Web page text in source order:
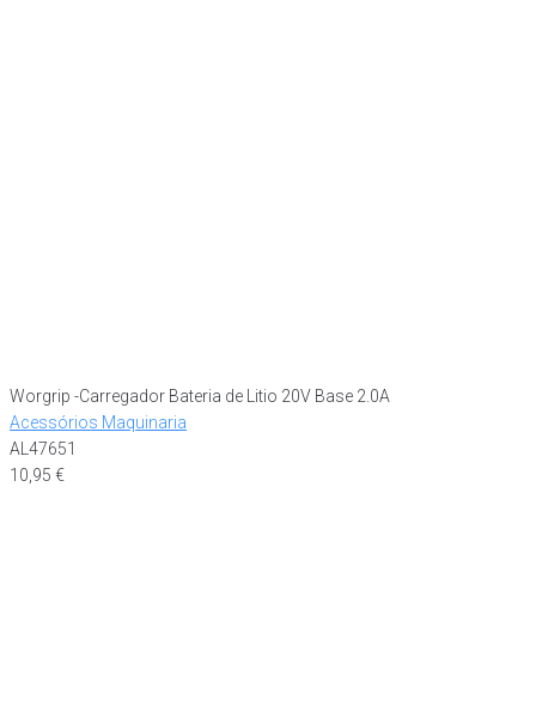
Worgrip -Carregador Bateria de Litio 20V Base 2.0A
Acessórios Maquinaria
AL47651
10,95 €